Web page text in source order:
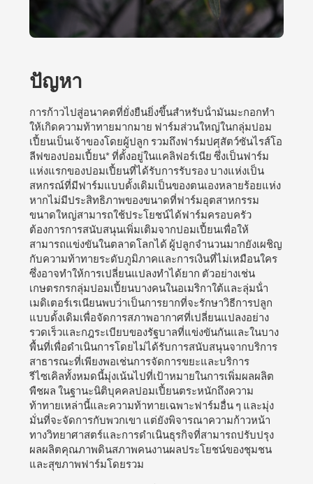
ปัญหา
การก้าวไปสู่อนาคตที่ยั่งยืนยิ่งขึ้นสําหรับน้ํามันมะกอกทํา
ให้เกิดความท้าทายมากมาย ฟาร์มส่วนใหญ่ในกลุ่มปอม
เปี้ยนเป็นเจ้าของโดยผู้ปลูก รวมถึงฟาร์มปศุสัตว์ซันไรส์โอ
ลีฟของปอมเปี้ยน* ที่ตั้งอยู่ในแคลิฟอร์เนีย ซึ่งเป็นฟาร์ม
แห่งแรกของปอมเปี้ยนที่ได้รับการรับรอง บางแห่งเป็น
สหกรณ์ที่มีฟาร์มแบบดั้งเดิมเป็นของตนเองหลายร้อยแห่ง
หากไม่มีประสิทธิภาพของขนาดที่ฟาร์มอุตสาหกรรม
ขนาดใหญ่สามารถใช้ประโยชน์ได้ฟาร์มครอบครัว
ต้องการการสนับสนุนเพิ่มเติมจากปอมเปี้ยนเพื่อให้
สามารถแข่งขันในตลาดโลกได้ ผู้ปลูกจํานวนมากยังเผชิญ
กับความท้าทายระดับภูมิภาคและการเงินที่ไม่เหมือนใคร
ซึ่งอาจทําให้การเปลี่ยนแปลงทําได้ยาก ตัวอย่างเช่น
เกษตรกรกลุ่มปอมเปี้ยนบางคนในอเมริกาใต้และลุ่มน้ํา
เมดิเตอร์เรเนียนพบว่าเป็นการยากที่จะรักษาวิธีการปลูก
แบบดั้งเดิมเพื่อจัดการสภาพอากาศที่เปลี่ยนแปลงอย่าง
รวดเร็วและกฎระเบียบของรัฐบาลที่แข่งขันกันและในบาง
พื้นที่เพื่อดําเนินการโดยไม่ได้รับการสนับสนุนจากบริการ
สาธารณะที่เพียงพอเช่นการจัดการขยะและบริการ
รีไซเคิลทั้งหมดนี้มุ่งเน้นไปที่เป้าหมายในการเพิ่มผลผลิต
พืชผล ในฐานะนิติบุคคลปอมเปี้ยนตระหนักถึงความ
ท้าทายเหล่านี้และความท้าทายเฉพาะฟาร์มอื่น ๆ และมุ่ง
มั่นที่จะจัดการกับพวกเขา แต่ยังพิจารณาความก้าวหน้า
ทางวิทยาศาสตร์และการดําเนินธุรกิจที่สามารถปรับปรุง
ผลผลิตคุณภาพดินสภาพคนงานผลประโยชน์ของชุมชน
และสุขภาพฟาร์มโดยรวม